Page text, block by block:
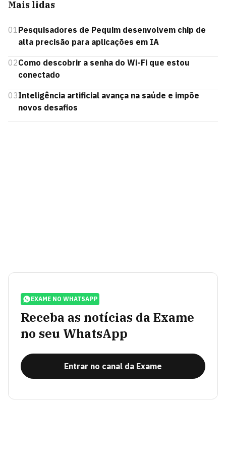
Mais lidas
01Pesquisadores de Pequim desenvolvem chip de
alta precisão para aplicações em IA
02Como descobrir a senha do Wi-Fi que estou
conectado
03Inteligência artificial avança na saúde e impõe
novos desafios
EXAME NO WHATSAPP
Receba as notícias da Exame
no seu WhatsApp
Entrar no canal da Exame